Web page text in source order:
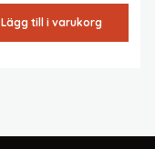
Lägg till i varukorg